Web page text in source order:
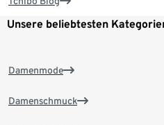
Unsere beliebtesten
Damenmode
Damenschmuck